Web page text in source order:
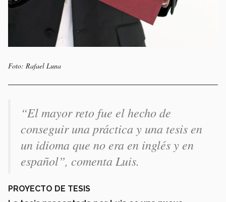
Foto: Rafael Luna
“El mayor reto fue el hecho de
conseguir una práctica y una tesis en
un idioma que no era en inglés y en
español”, comenta Luis.
PROYECTO DE TESIS